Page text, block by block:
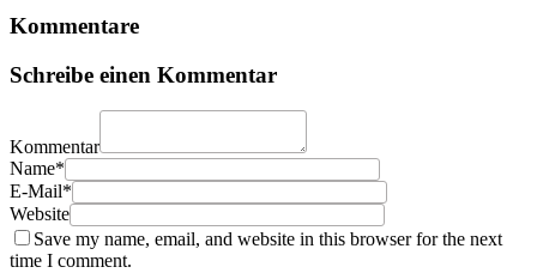
Kommentare
Schreibe einen Kommentar
Kommentar
Name*
E-Mail*
Website
Save my name, email, and website in this browser for the next
time I comment.